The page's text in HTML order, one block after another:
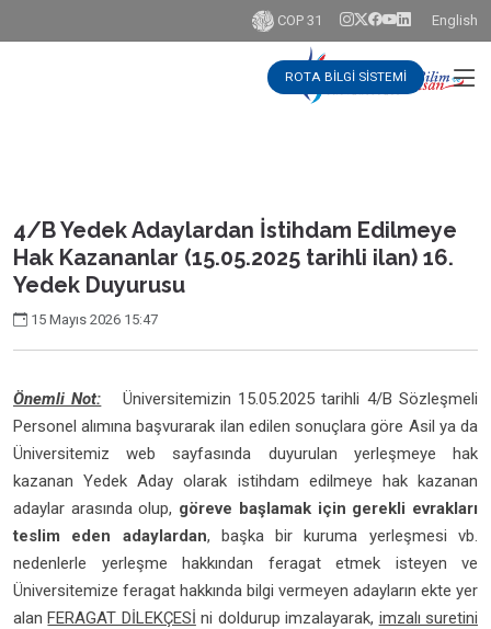
COP 31 English
ROTA BİLGİ SİSTEMİ
4/B Yedek Adaylardan İstihdam Edilmeye
Hak Kazananlar (15.05.2025 tarihli ilan) 16.
Yedek Duyurusu
15 Mayıs 2026 15:47
Önemli Not:
Üniversitemizin 15.05.2025 tarihli 4/B Sözleşmeli
Personel alımına başvurarak ilan edilen sonuçlara göre Asil ya da
Üniversitemiz web sayfasında duyurulan yerleşmeye hak
kazanan Yedek Aday olarak istihdam edilmeye hak kazanan
adaylar arasında olup, göreve başlamak için gerekli evrakları
teslim eden adaylardan, başka bir kuruma yerleşmesi vb.
nedenlerle yerleşme hakkından feragat etmek isteyen ve
Üniversitemize feragat hakkında bilgi vermeyen adayların ekte yer
alanFERAGAT DİLEKÇESİ ni doldurup imzalayarak, imzalı suretini